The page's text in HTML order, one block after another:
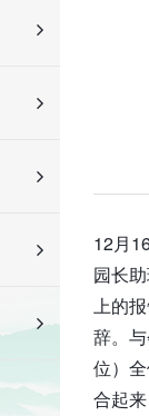
12月
园长
上的
辞。
位）
合起